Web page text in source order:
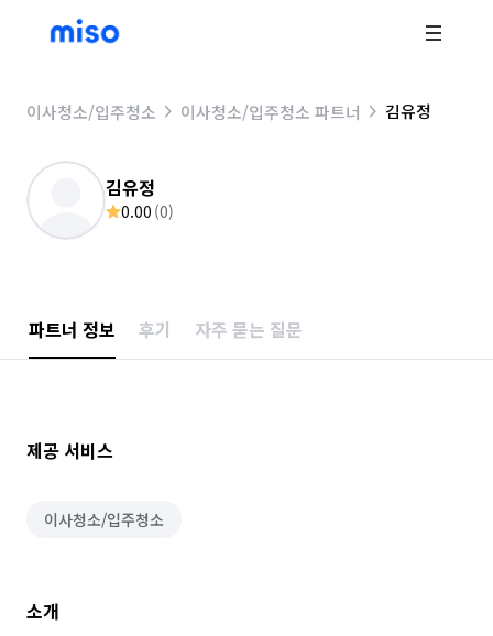
이사청소/입주청소 이사청소/입주청소 파트너 김유정
김유정
0.00 (0)
파트너 정보 후기 자주 묻는 질문
제공 서비스
이사청소/입주청소
소개